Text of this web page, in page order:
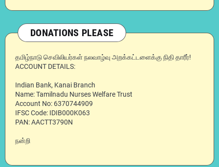
DONATIONS PLEASE
தமிழ்நாடு செவிலியர்கள் நலவாழ்வு அறக்கட்டளைக்கு நிதி தாரீர்!
ACCOUNT DETAILS:
Indian Bank, Kanai Branch
Name: Tamilnadu Nurses Welfare Trust
Account No: 6370744909
IFSC Code: IDIB000K063
PAN: AACTT3790N
நன்றி